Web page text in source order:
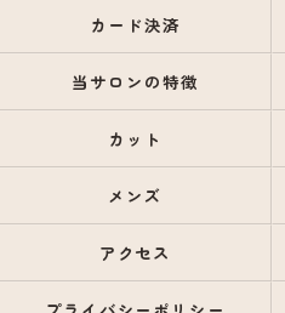
カード決済
当サロンの特徴
カット
メンズ
アクセス